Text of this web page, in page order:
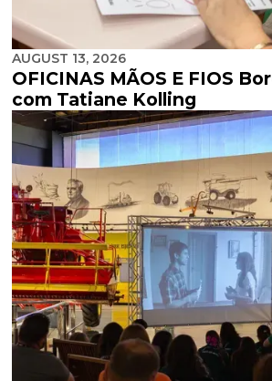
AUGUST 13, 2026
OFICINAS MÃOS E FIOS
com Tatiane Kolling